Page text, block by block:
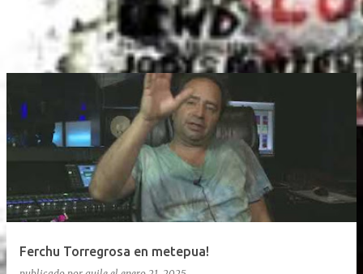
Ferchu Torregrosa en metepua!